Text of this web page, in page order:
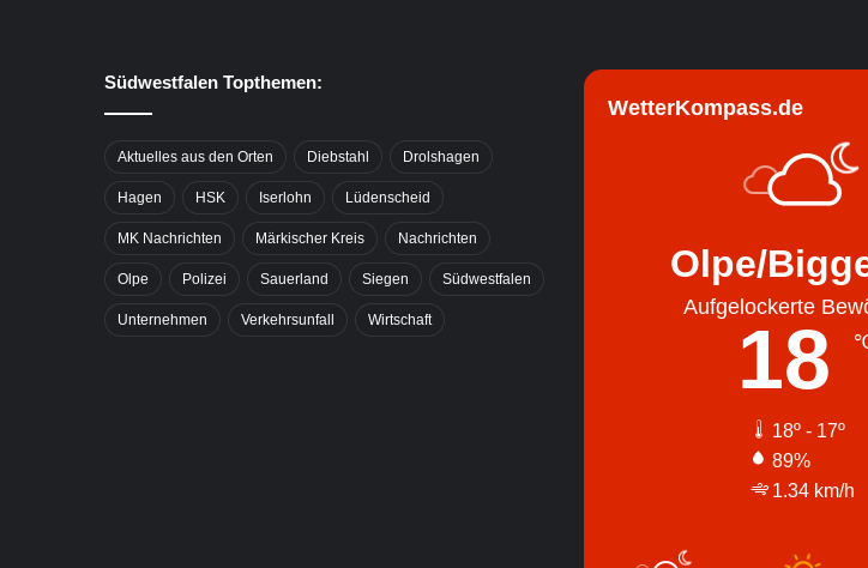
Südwestfalen Topthemen:
Aktuelles aus den Orten Diebstahl Drolshagen
Hagen HSK Iserlohn Lüdenscheid
MK Nachrichten Märkischer Kreis Nachrichten
Olpe Polizei Sauerland Siegen Südwestfalen
Unternehmen Verkehrsunfall Wirtschaft
WetterKompass.de
Olpe/
Aufgelockerte
18
18º - 17º
89%
1.34 km/h